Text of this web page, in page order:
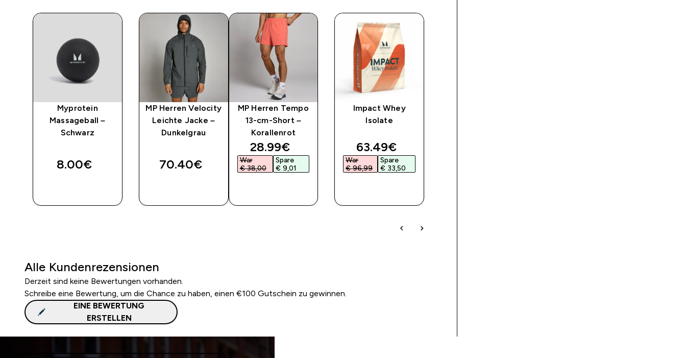
Myprotein
Massageball –
Schwarz
8.00€‎
MP Herren Velocity
Leichte Jacke –
Dunkelgrau
70.40€‎
MP Herren Tempo
13-cm-Short –
Korallenrot
discounted price
28.99€‎
War
€ 38,00‎
Spare
€ 9,01‎
Impact Whey
Isolate
discounted price
63.49€‎
War
€ 96,99‎
Spare
€ 33,50‎
Alle Kundenrezensionen
Derzeit sind keine Bewertungen vorhanden.
Schreibe eine Bewertung, um die Chance zu haben, einen €100 Gutschein zu gewinnen.
EINE BEWERTUNG
ERSTELLEN